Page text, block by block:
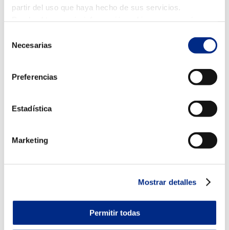
partir del uso que haya hecho de sus servicios.
Necesarias
Preferencias
Estadística
Marketing
Mostrar detalles
Permitir todas
La importancia de la climatización para la
sostenibilidad de un edificio.
sostenibilidad de un edificio. ¿Sabes por qué y qué
medidas puedes tomar para que tu vivienda sea lo
más sostenible y eficiente posible? Sostenibilidad y